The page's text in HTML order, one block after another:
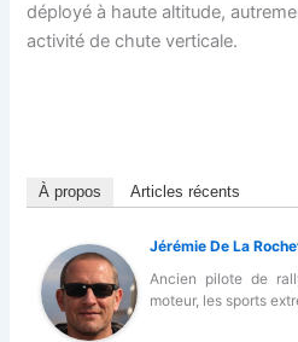
déployé à haute altitude,
activité de chute verticale.
À propos Articles récents
Jérémie De La
Ancien pilote de
moteur, les sports